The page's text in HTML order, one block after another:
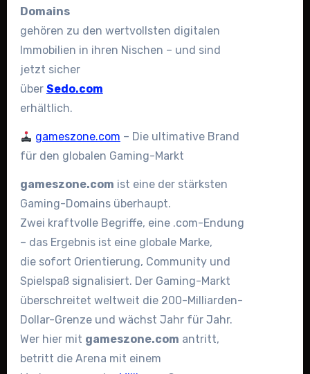
Domains
gehören zu den wertvollsten digitalen
Immobilien in ihren Nischen – und sind
jetzt sicher
über Sedo.com
erhältlich.
gameszone.com – Die ultimative Brand
für den globalen Gaming-Markt
gameszone.com ist eine der stärksten
Gaming-Domains überhaupt.
Zwei kraftvolle Begriffe, eine .com-Endung
– das Ergebnis ist eine globale Marke,
die sofort Orientierung, Community und
Spielspaß signalisiert. Der Gaming-Markt
überschreitet weltweit die 200-Milliarden-
Dollar-Grenze und wächst Jahr für Jahr.
Wer hier mit gameszone.com antritt,
betritt die Arena mit einem